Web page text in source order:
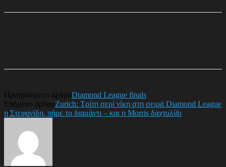
Προηγούμενο άρθροDiamond League finals
Επόμενο άρθροZurich: Τρίτη σερί νίκη στη σειρά Diamond League
η Στεφανίδη, πήρε το διαμάντι – και η Morris δαχτυλίδι